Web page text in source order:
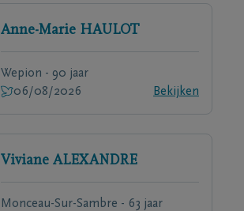
Anne-Marie HAULOT
Wepion - 90 jaar
06/08/2026
Bekijken
Viviane ALEXANDRE
Monceau-Sur-Sambre - 63 jaar